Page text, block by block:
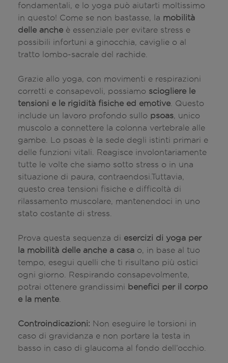
fondamentali, e lo yoga può aiutarti moltissimo
in questo! Come se non bastasse, la mobilità
delle anche è essenziale per evitare stress e
possibili infortuni a ginocchia, caviglie o al
tratto lombo-sacrale del rachide.
Grazie allo yoga, con movimenti e respirazioni
corretti e consapevoli, possiamo sciogliere le
tensioni e le rigidità fisiche ed emotive . Questo
include un lavoro profondo sullo psoas , unico
muscolo a connettere la colonna vertebrale alle
gambe. Lo psoas è la sede degli istinti primari e
delle funzioni vitali. Reagisce involontariamente
tutte le volte che siamo sotto stress o in una
situazione di paura, contraendosi.Tuttavia,
questo crea tensioni fisiche e difficoltà di
rilassamento muscolare, mantenendoci in uno
stato costante di stress.
Prova questa sequenza di esercizi di yoga per
la mobilità delle anche a casa o, in base al tuo
tempo, esegui quelli che ti risultano più ostici
ogni giorno. Respirando consapevolmente,
potrai ottenere grandissimi benefici per il corpo
e la mente
Controindicazioni: Non eseguire le torsioni in
caso di gravidanza e non portare la testa in
basso in caso di glaucoma al fondo dell’occhio.